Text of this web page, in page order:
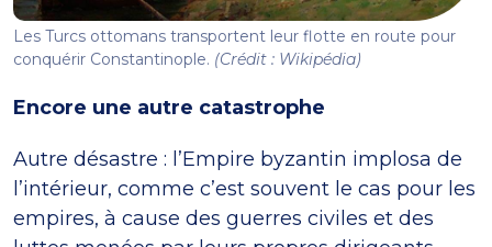
Les Turcs ottomans transportent leur flotte en route pour
conquérir Constantinople. (Crédit : Wikipédia)
Encore une autre catastrophe
Autre désastre : l’Empire byzantin implosa de
l’intérieur, comme c’est souvent le cas pour les
empires, à cause des guerres civiles et des